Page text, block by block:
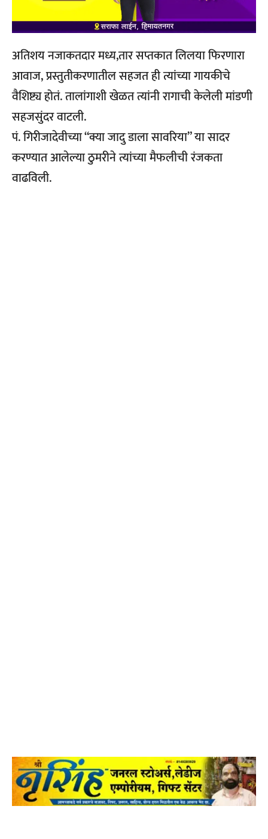
अतिशय नजाकतदार मध्य,तार सप्तकात लिलया फिरणारा
आवाज, प्रस्तुतीकरणातील सहजत ही त्यांच्या गायकीचे
वैशिष्ट्य होतं. तालांगाशी खेळत त्यांनी रागाची केलेली मांडणी
सहजसुंदर वाटली.
पं. गिरीजादेवीच्या “क्या जादु डाला सावरिया” या सादर
करण्यात आलेल्या ठुमरीने त्यांच्या मैफलीची रंजकता
वाढविली.